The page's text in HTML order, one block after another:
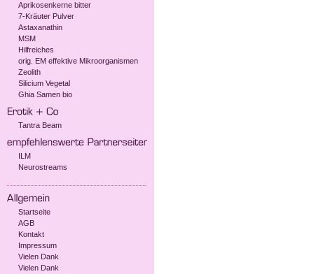
Aprikosenkerne bitter
7-Kräuter Pulver
Astaxanathin
MSM
Hilfreiches
orig. EM effektive Mikroorganismen
Zeolith
Silicium Vegetal
Ghia Samen bio
Tantra Beam
ILM
Neurostreams
Startseite
AGB
Kontakt
Impressum
Vielen Dank
Vielen Dank